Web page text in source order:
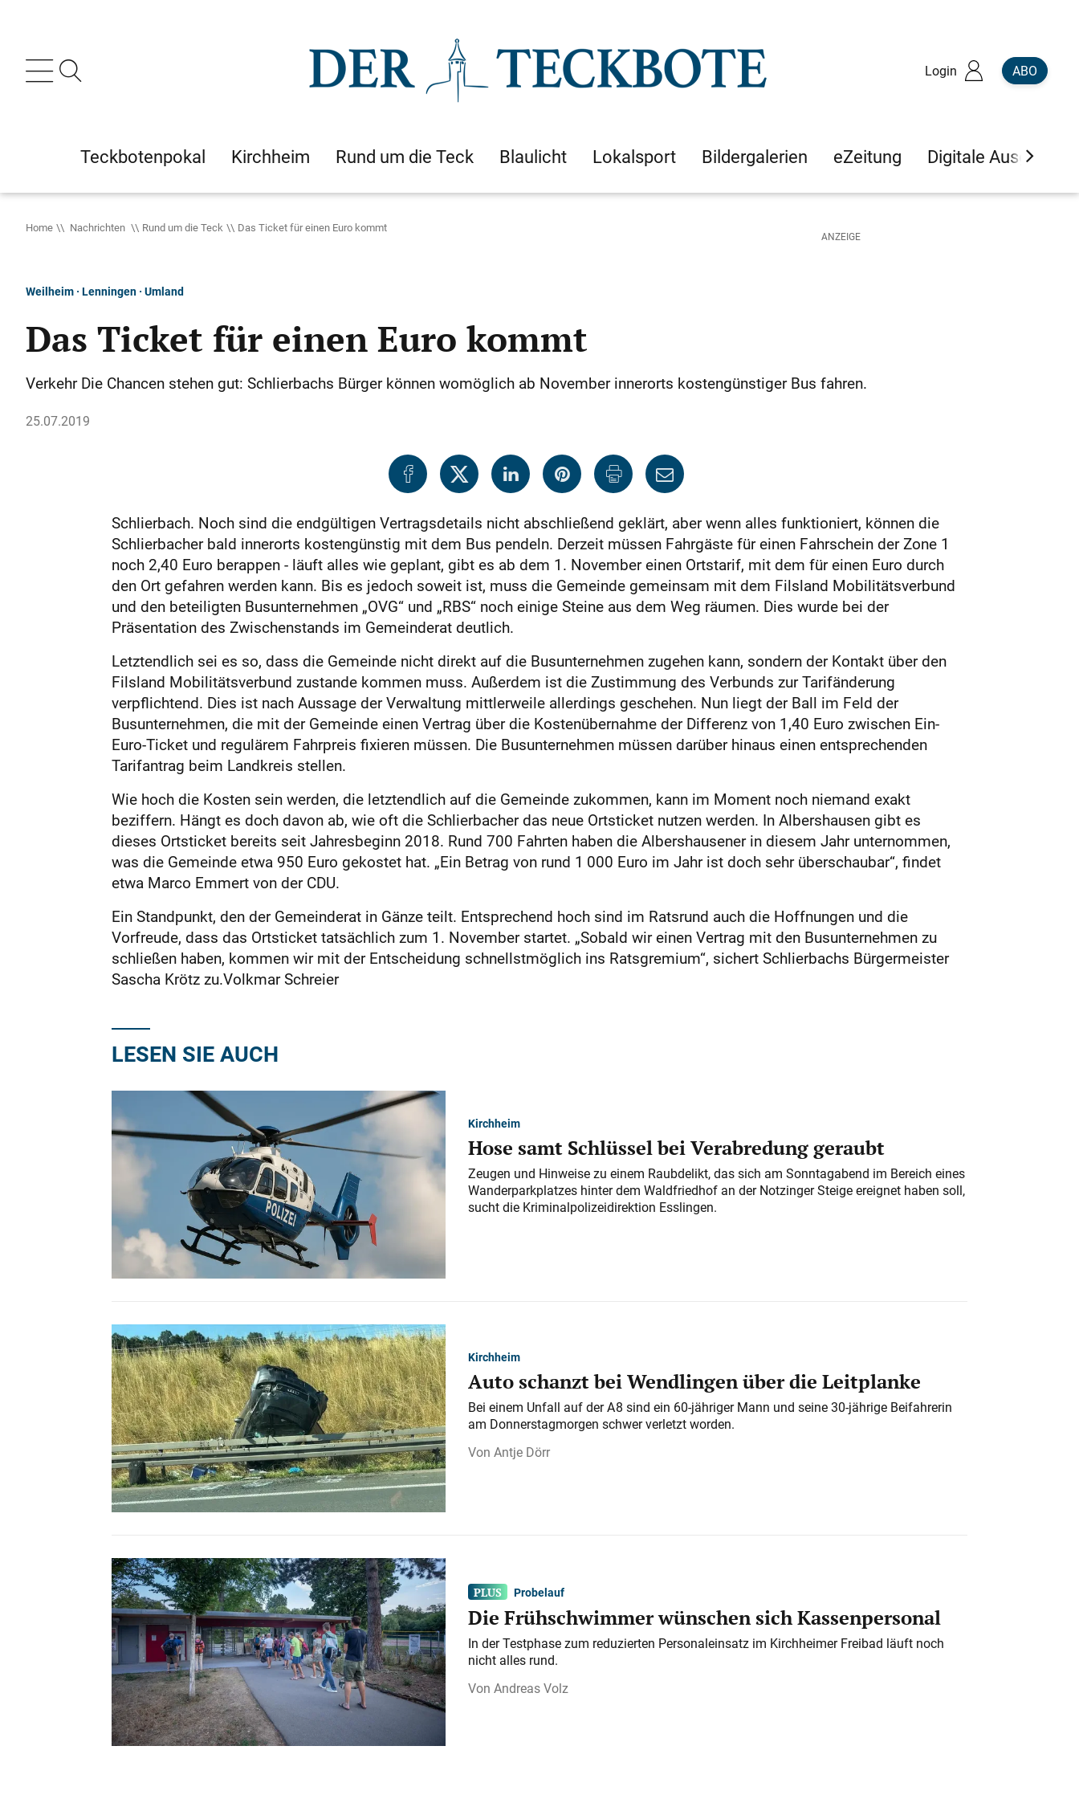
Login ABO
Teckbotenpokal Kirchheim Rund um die Teck Blaulicht Lokalsport Bildergalerien eZeitung Digitale Ausgaben
Home Nachrichten Rund um die Teck Das Ticket für einen Euro kommt
Weilheim · Lenningen · Umland
Das Ticket für einen Euro kommt
Verkehr Die Chancen stehen gut: Schlierbachs Bürger können womöglich ab November innerorts kostengünstiger Bus fahren.
25.07.2019
Schlierbach. Noch sind die endgültigen Vertragsdetails nicht abschließend geklärt, aber wenn alles funktioniert, können die
Schlierbacher bald innerorts kostengünstig mit dem Bus pendeln. Derzeit müssen Fahrgäste für einen Fahrschein der Zone 1
noch 2,40 Euro berappen - läuft alles wie geplant, gibt es ab dem 1. November einen Ortstarif, mit dem für einen Euro durch
den Ort gefahren werden kann. Bis es jedoch soweit ist, muss die Gemeinde gemeinsam mit dem Filsland Mobilitätsverbund
und den beteiligten Busunternehmen „OVG“ und „RBS“ noch einige Steine aus dem Weg räumen. Dies wurde bei der
Präsentation des Zwischenstands im Gemeinderat deutlich.
Letztendlich sei es so, dass die Gemeinde nicht direkt auf die Busunternehmen zugehen kann, sondern der Kontakt über den
Filsland Mobilitätsverbund zustande kommen muss. Außerdem ist die Zustimmung des Verbunds zur Tarifänderung
verpflichtend. Dies ist nach Aussage der Verwaltung mittlerweile allerdings geschehen. Nun liegt der Ball im Feld der
Busunternehmen, die mit der Gemeinde einen Vertrag über die Kostenübernahme der Differenz von 1,40 Euro zwischen Ein-
Euro-Ticket und regulärem Fahrpreis fixieren müssen. Die Busunternehmen müssen darüber hinaus einen entsprechenden
Tarifantrag beim Landkreis stellen.
Wie hoch die Kosten sein werden, die letztendlich auf die Gemeinde zukommen, kann im Moment noch niemand exakt
beziffern. Hängt es doch davon ab, wie oft die Schlierbacher das neue Ortsticket nutzen werden. In Albershausen gibt es
dieses Ortsticket bereits seit Jahresbeginn 2018. Rund 700 Fahrten haben die Albershausener in diesem Jahr unternommen,
was die Gemeinde etwa 950 Euro gekostet hat. „Ein Betrag von rund 1 000 Euro im Jahr ist doch sehr überschaubar“, findet
etwa Marco Emmert von der CDU.
Ein Standpunkt, den der Gemeinderat in Gänze teilt. Entsprechend hoch sind im Ratsrund auch die Hoffnungen und die
Vorfreude, dass das Ortsticket tatsächlich zum 1. November startet. „Sobald wir einen Vertrag mit den Busunternehmen zu
schließen haben, kommen wir mit der Entscheidung schnellstmöglich ins Ratsgremium“, sichert Schlierbachs Bürgermeister
Sascha Krötz zu.Volkmar Schreier
LESEN SIE AUCH
Kirchheim
Hose samt Schlüssel bei Verabredung geraubt
Zeugen und Hinweise zu einem Raubdelikt, das sich am Sonntagabend im Bereich eines
Wanderparkplatzes hinter dem Waldfriedhof an der Notzinger Steige ereignet haben soll,
sucht die Kriminalpolizeidirektion Esslingen.
Kirchheim
Auto schanzt bei Wendlingen über die Leitplanke
Bei einem Unfall auf der A 8 sind ein 60-jähriger Mann und seine 30-jährige Beifahrerin
am Donnerstagmorgen schwer verletzt worden.
Antje Dörr
Probelauf
Die Frühschwimmer wünschen sich Kassenpersonal
In der Testphase zum reduzierten Personaleinsatz im Kirchheimer Freibad läuft noch
nicht alles rund.
Andreas Volz